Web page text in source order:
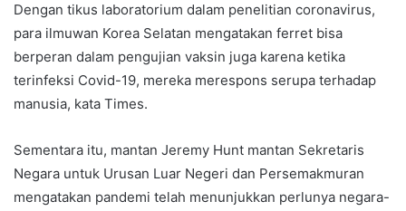
Dengan tikus laboratorium dalam penelitian coronavirus,
para ilmuwan Korea Selatan mengatakan ferret bisa
berperan dalam pengujian vaksin juga karena ketika
terinfeksi Covid-19, mereka merespons serupa terhadap
manusia, kata Times.
Sementara itu, mantan Jeremy Hunt mantan Sekretaris
Negara untuk Urusan Luar Negeri dan Persemakmuran
mengatakan pandemi telah menunjukkan perlunya negara-